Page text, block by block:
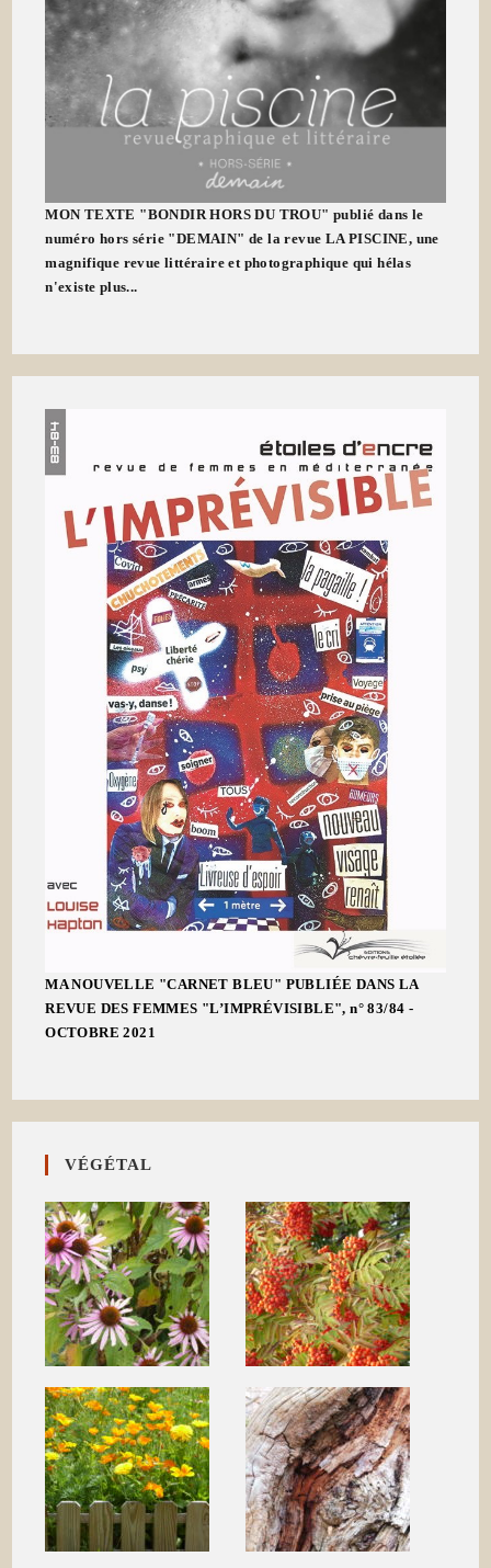
MON TEXTE "BONDIR HORS DU TROU" publié dans le
numéro hors série "DEMAIN" de la revue LA PISCINE, une
magnifique revue littéraire et photographique qui hélas
n'existe plus...
MA NOUVELLE "CARNET BLEU" PUBLIÉE DANS LA
REVUE DES FEMMES "L’IMPRÉVISIBLE", n° 83/84 -
OCTOBRE 2021
VÉGÉTAL